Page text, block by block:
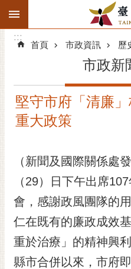
跳到主要內容區塊
搜
階
精彩府城
市府團隊
主題服務
市政資訊
市民互動
:::
:::
首頁 市政資訊 歷
市政新
堅守市府「清廉
重大政策
（新聞及國際關係處
（29）日下午出席
會，感謝政風團隊的
仁在既有的廉政成效
重於治療」的精神興
縣市合併以來，市府